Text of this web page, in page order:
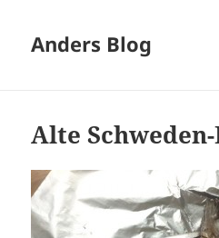
Anders Blog
Alte